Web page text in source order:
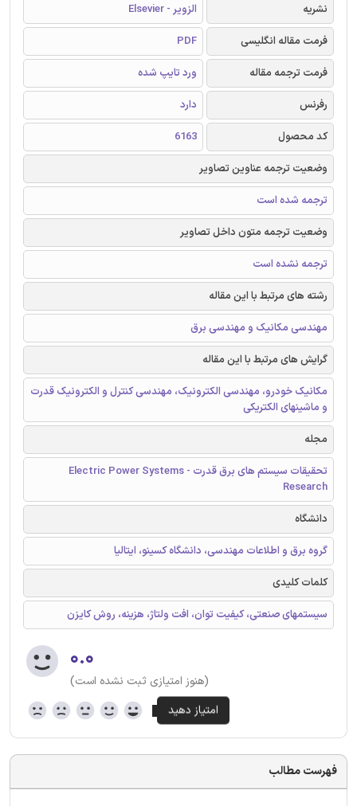
نشریه
الزویر - Elsevier
فرمت مقاله انگلیسی
PDF
فرمت ترجمه مقاله
ورد تایپ شده
رفرنس
دارد
کد محصول
6163
وضعیت ترجمه عناوین تصاویر
ترجمه شده است
وضعیت ترجمه متون داخل تصاویر
ترجمه نشده است
رشته های مرتبط با این مقاله
مهندسی مکانیک و مهندسی برق
گرایش های مرتبط با این مقاله
مکانیک خودرو، مهندسی الکترونیک، مهندسی کنترل و الکترونیک قدرت
و ماشینهای الکتریکی
مجله
تحقیقات سیستم های برق قدرت - Electric Power Systems
Research
دانشگاه
گروه برق و اطلاعات مهندسی، دانشگاه کسینو، ایتالیا
کلمات کلیدی
سیستمهای صنعتی، کیفیت توان، افت ولتاژ، هزینه، روش کایزن
۰.۰
(هنوز امتیازی ثبت نشده است)
فهرست مطالب